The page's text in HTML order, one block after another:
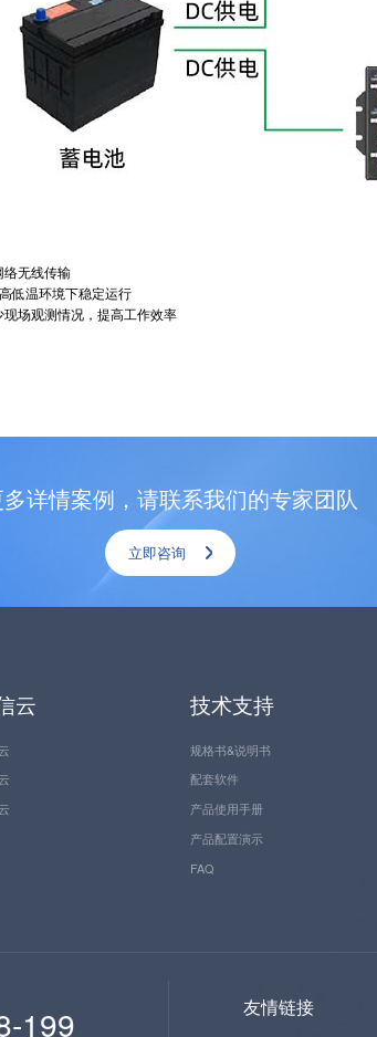
无线传输
温环境下稳定运行
观测情况，提高工作效率
详情案例，请联系我们的专家团队
立即咨询
云 技术支持
规格书&说明书
配套软件
产品使用手册
产品配置演示
FAQ
199 友情链接